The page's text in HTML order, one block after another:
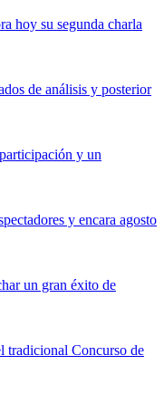
hoy su segunda charla
de análisis y posterior
y un
y encara agosto
un gran éxito de
tradicional Concurso de